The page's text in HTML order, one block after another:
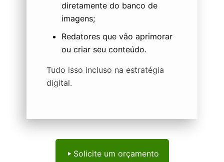
diretamente do banco de
imagens;
Redatores que vão aprimorar
ou criar seu conteúdo.
Tudo isso incluso na estratégia
digital.
Solicite um orçamento